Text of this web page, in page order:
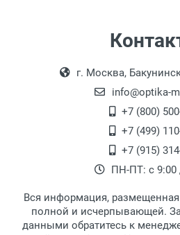
Ширина линзы:
Ширина мостика:
Тип дужки:
Материал линзы:
Материал оправы:
Оплата
наличными
выдачи товара.
Перечисление средств
18:00, по субботам
офисе по
Переведеновский
второй этаж, тел. +7
После того, как
выдачи, наш
клиентом и
товара.
Для получения
обязательно иметь
г. Москва,
info@optika-
+7 (800)
+7 (499)
+7 (915)
ПН-ПТ: с 9:00
Вся информация, размещенная
полной и исчерпывающей.
данными обратитесь к